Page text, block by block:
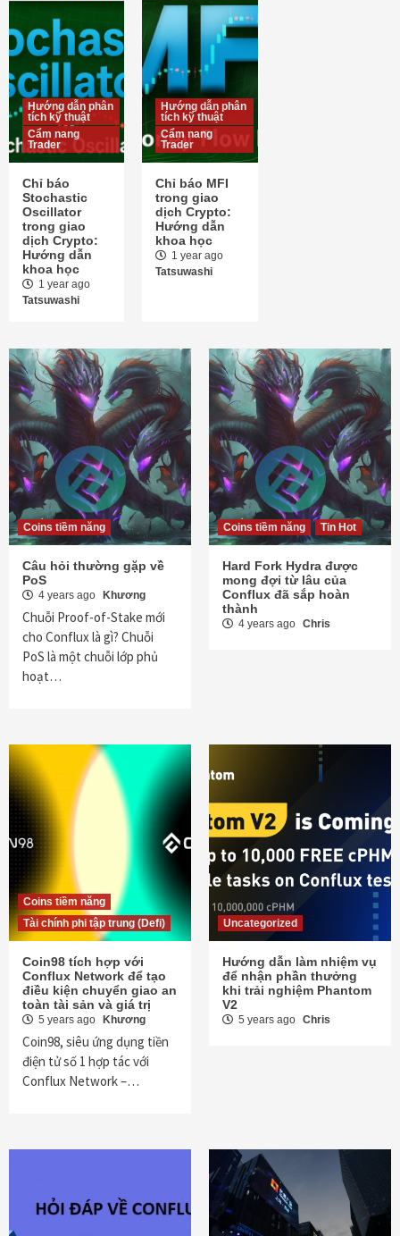
Hướng dẫn phân
tích kỹ thuật
Cẩm nang
Trader
Chỉ báo
Stochastic
Oscillator
trong giao
dịch Crypto:
Hướng dẫn
khoa học
1 year ago
Tatsuwashi
Hướng dẫn phân
tích kỹ thuật
Cẩm nang
Trader
Chỉ báo MFI
trong giao
dịch Crypto:
Hướng dẫn
khoa học
1 year ago
Tatsuwashi
Coins tiềm năng
Câu hỏi thường gặp về
PoS
4 years ago Khương
Chuỗi Proof-of-Stake mới
cho Conflux là gì? Chuỗi
PoS là một chuỗi lớp phủ
hoạt…
Coins tiềm năng Tin Hot
Hard Fork Hydra được
mong đợi từ lâu của
Conflux đã sắp hoàn
thành
4 years ago Chris
Coins tiềm năng
Tài chính phi tập trung (Defi)
Coin98 tích hợp với
Conflux Network để tạo
điều kiện chuyển giao an
toàn tài sản và giá trị
5 years ago Khương
Coin98, siêu ứng dụng tiền
điện tử số 1 hợp tác với
Conflux Network –…
Uncategorized
Hướng dẫn làm nhiệm vụ
để nhận phần thưởng
khi trải nghiệm Phantom
V2
5 years ago Chris